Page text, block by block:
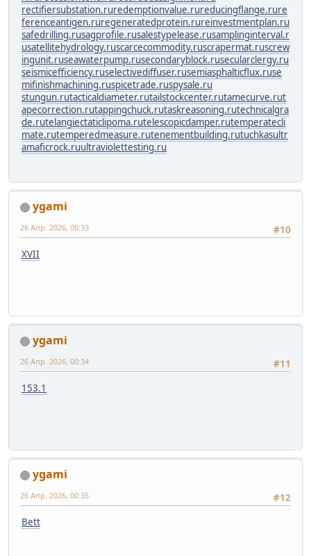
rectifiersubstation.ruredemptionvalue.rureducingflange.rure
ferenceantigen.ruregeneratedprotein.rureinvestmentplan.ru
safedrilling.rusagprofile.rusalestypelease.rusamplinginterval.r
usatellitehydrology.ruscarcecommodity.ruscrapermat.ruscrew
ingunit.ruseawaterpump.rusecondaryblock.rusecularclergy.ru
seismicefficiency.ruselectivediffuser.rusemiasphalticflux.ruse
mifinishmachining.ruspicetrade.ruspysale.ru
stungun.rutacticaldiameter.rutailstockcenter.rutamecurve.rut
apecorrection.rutappingchuck.rutaskreasoning.rutechnicalgra
de.rutelangiectaticlipoma.rutelescopicdamper.rutemperatecli
mate.rutemperedmeasure.rutenementbuilding.rutuchkasultr
amaficrock.ruultraviolettesting.ru
ygami
#10
26 Апр. 2026, 00:33
XVII
ygami
#11
26 Апр. 2026, 00:34
153.1
ygami
#12
26 Апр. 2026, 00:35
Bett